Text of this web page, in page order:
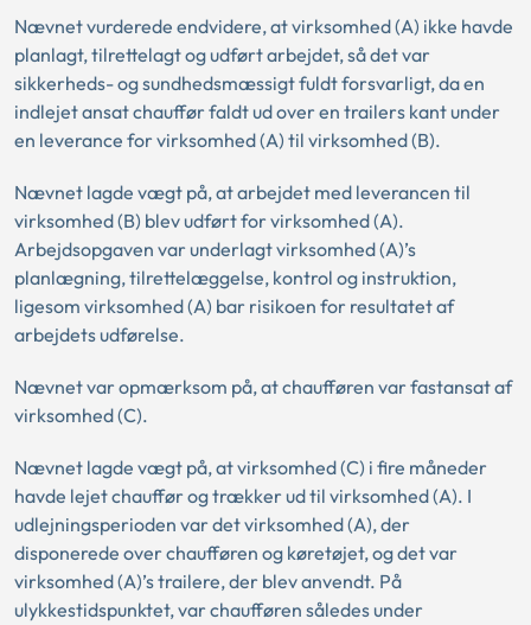
Nævnet vurderede endvidere, at virksomhed (A) ikke havde
planlagt, tilrettelagt og udført arbejdet, så det var
sikkerheds- og sundhedsmæssigt fuldt forsvarligt, da en
indlejet ansat chauffør faldt ud over en trailers kant under
en leverance for virksomhed (A) til virksomhed (B).
Nævnet lagde vægt på, at arbejdet med leverancen til
virksomhed (B) blev udført for virksomhed (A).
Arbejdsopgaven var underlagt virksomhed (A)’s
planlægning, tilrettelæggelse, kontrol og instruktion,
ligesom virksomhed (A) bar risikoen for resultatet af
arbejdets udførelse.
Nævnet var opmærksom på, at chaufføren var fastansat af
virksomhed (C).
Nævnet lagde vægt på, at virksomhed (C) i fire måneder
havde lejet chauffør og trækker ud til virksomhed (A). I
udlejningsperioden var det virksomhed (A), der
disponerede over chaufføren og køretøjet, og det var
virksomhed (A)’s trailere, der blev anvendt. På
ulykkestidspunktet, var chaufføren således under